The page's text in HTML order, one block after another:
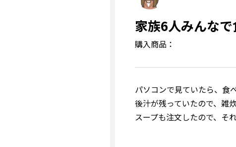
家族6人みんなで
購入商品：
パソコンで見ていたら、食
後汁が残っていたので、雑
スープも注文したので、そ